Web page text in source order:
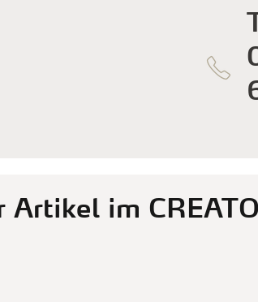
Artikel im